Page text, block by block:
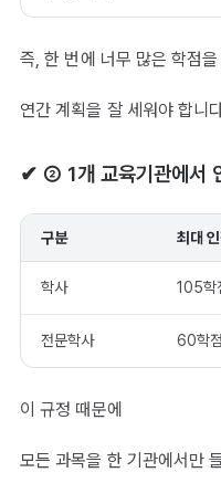
즉, 한 번에 너무 많은 학점
연간 계획을 잘 세워야 합니
✔ ② 1개 교육기관에서
구분 최대
학사 105학
전문학사 60학
이 규정 때문에
모든 과목을 한 기관에서만